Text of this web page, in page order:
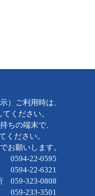
）ご利用時は、
ください。
ちの端末で、
ください。
お願いします。
22-0595
6321
323-0808
059-233-3501